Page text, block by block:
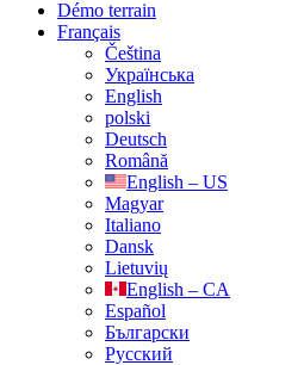
Démo terrain
Français
Čeština
Українська
English
polski
Deutsch
Română
English – US
Magyar
Italiano
Dansk
Lietuvių
English – CA
Español
Български
Русский